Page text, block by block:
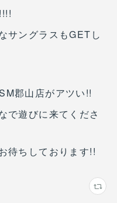
サングラスもGETし
郡山店がアツい!!
で遊びに来てくださ
待ちしております!!